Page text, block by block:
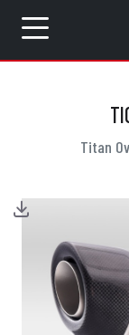
Titan